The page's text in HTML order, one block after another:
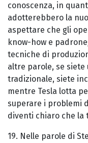
conoscenza, in
adotterebbero la
aspettare che gli
know-how e
tecniche di
altre parole, se siete
tradizionale, siete
mentre Tesla lotta
superare i problemi
diventi chiaro che la
19. Nelle parole di